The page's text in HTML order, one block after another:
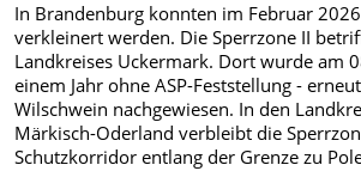
In Brandenburg konnten im Februar
verkleinert werden. Die Sperrzone II
Landkreises Uckermark. Dort wurde am
einem Jahr ohne ASP-Feststellung -
Wilschwein nachgewiesen. In den
Märkisch-Oderland verbleibt die
Schutzkorridor entlang der Grenze zu